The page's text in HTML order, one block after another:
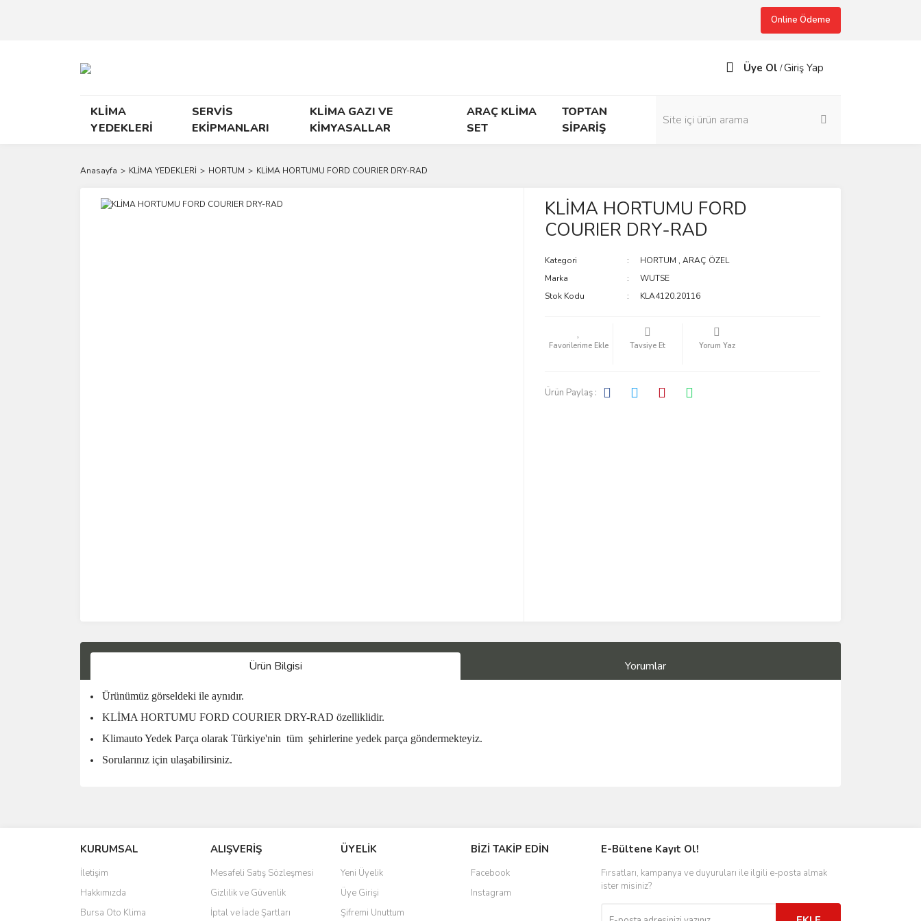
Online Ödeme
Üye Ol /Giriş Yap
KLİMA
YEDEKLERİ
SERVİS
EKİPMANLARI
KLİMA GAZI VE
KİMYASALLAR
ARAÇ KLİMA
SET
TOPTAN
SİPARİŞ
Anasayfa KLİMA YEDEKLERİ HORTUM KLİMA HORTUMU FORD COURIER DRY-RAD
KLİMA HORTUMU FORD
COURIER DRY-RAD
Kategori HORTUM ,ARAÇ ÖZEL
Marka
WUTSE
Stok Kodu
KLA4120.20116
Tavsiye Et Yorum Yaz
Ürün Paylaş :
Ürün Bilgisi Yorumlar
Ürünümüz görseldeki ile aynıdır.
KLİMA HORTUMU FORD COURIER DRY-RAD özelliklidir.
Klimauto Yedek Parça olarak Türkiye'nin tüm şehirlerine yedek parça göndermekteyiz.
Sorularınız için ulaşabilirsiniz.
Yorum Yaz
KURUMSAL
İletişim
Hakkımızda
Bursa Oto Klima
ALIŞVERİŞ
Mesafeli Satış Sözleşmesi
Gizlilik ve Güvenlik
İptal ve İade Şartları
ÜYELİK
Yeni Üyelik
Üye Girişi
Şifremi Unuttum
BİZİ TAKİP EDİN
Facebook
Instagram
E-Bültene Kayıt Ol!
Fırsatları, kampanya ve duyuruları ile ilgili e-posta almak
ister misiniz?